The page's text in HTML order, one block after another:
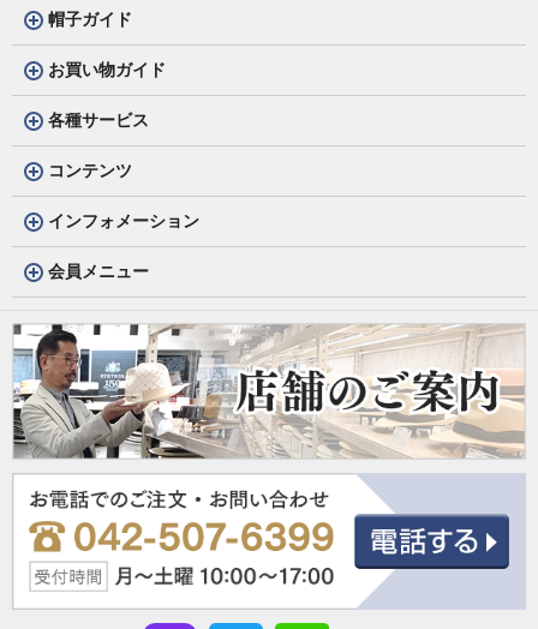
帽子ガイド
お買い物ガイド
各種サービス
コンテンツ
インフォメーション
会員メニュー